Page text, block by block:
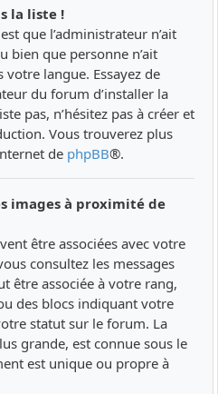
la liste !
que l’administrateur n’ait
bien que personne n’ait
langue. Essayez de
du forum d’installer la
pas, n’hésitez pas à créer et
Vous trouverez plus
de phpBB®.
images à proximité de
être associées avec votre
consultez les messages
être associée à votre rang,
des blocs indiquant votre
statut sur le forum. La
grande, est connue sous le
est unique ou propre à